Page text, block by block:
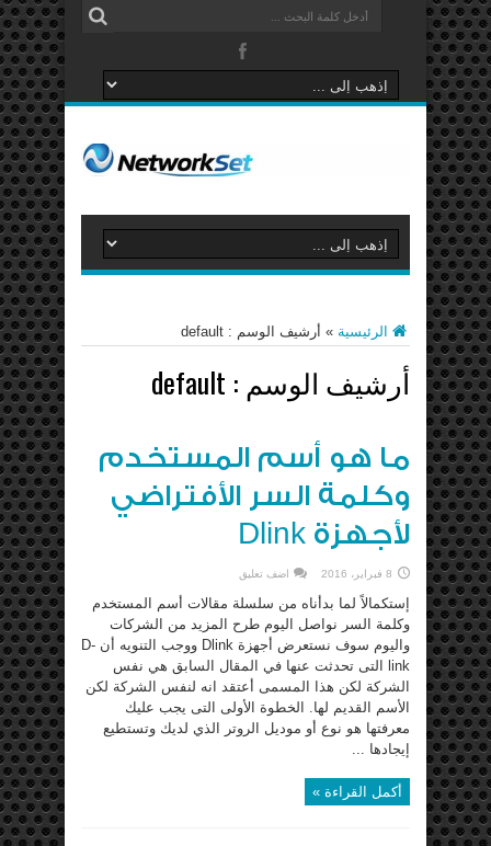
الرئيسية » أرشيف الوسم : default
أرشيف الوسم : default
ما هو أسم المستخدم
وكلمة السر الأفتراضي
لأجهزة Dlink
8 فبراير، 2016 اضف تعليق
إستكمالاً لما بدأناه من سلسلة مقالات أسم المستخدم
وكلمة السر نواصل اليوم طرح المزيد من الشركات
واليوم سوف نستعرض أجهزة Dlink ووجب التنويه أن D-
link التى تحدثت عنها في المقال السابق هي نفس
الشركة لكن هذا المسمى أعتقد انه لنفس الشركة لكن
الأسم القديم لها. الخطوة الأولى التى يجب عليك
معرفتها هو نوع أو موديل الروتر الذي لديك وتستطيع
إيجادها ...
أكمل القراءة »